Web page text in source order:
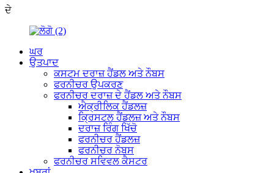
ਦੇ
ਘਰ
ਉਤਪਾਦ
ਕਸਟਮ ਦਰਾਜ਼ ਹੈਂਡਲ ਅਤੇ ਨੌਬਸ
ਫਰਨੀਚਰ ਉਪਕਰਣ
ਫਰਨੀਚਰ ਦਰਾਜ਼ ਦੇ ਹੈਂਡਲ ਅਤੇ ਨੌਬਸ
ਐਕ੍ਰੀਲਿਕ ਹੈਂਡਲਜ਼
ਕ੍ਰਿਸਟਲ ਹੈਂਡਲਜ਼ ਅਤੇ ਨੌਬਸ
ਦਰਾਜ਼ ਰਿੰਗ ਖਿੱਚੋ
ਫਰਨੀਚਰ ਹੈਂਡਲਜ਼
ਫਰਨੀਚਰ ਨੋਬਸ
ਫਰਨੀਚਰ ਸਵਿਵਲ ਕੈਸਟਰ